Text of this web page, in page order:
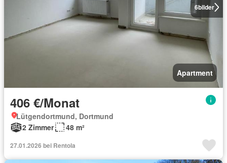
6bilder
Apartment
406 €/Monat
Lütgendortmund, Dortmund
2 Zimmer
48 m²
27.01.2026 bei Rentola